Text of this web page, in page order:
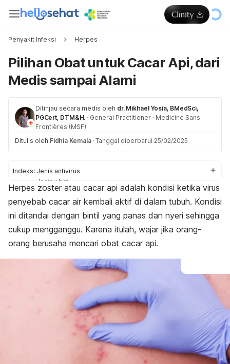
Penyakit Infeksi Herpes
Pilihan Obat untuk Cacar Api, dari
Medis sampai Alami
Ditinjau secara medis oleh dr. Mikhael Yosia, BMedSci,
PGCert, DTM&H. · General Practitioner · Medicine Sans
Frontières (MSF)
Ditulis oleh Fidhia Kemala · Tanggal diperbarui 25/02/2025
Indeks: Jenis antivirus
Jenis obat
Perawatan rumahan
Herpes zoster atau cacar api adalah kondisi ketika virus
penyebab cacar air kembali aktif di dalam tubuh. Kondisi
ini ditandai dengan bintil yang panas dan nyeri sehingga
cukup mengganggu. Karena itulah, wajar jika orang-
orang berusaha mencari obat cacar api.